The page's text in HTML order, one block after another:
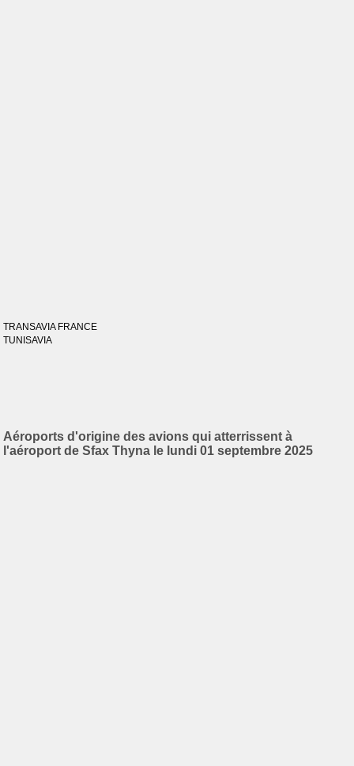
TRANSAVIA FRANCE
TUNISAVIA
Aéroports d'origine des avions qui atterrissent à
l'aéroport de Sfax Thyna le lundi 01 septembre 2025